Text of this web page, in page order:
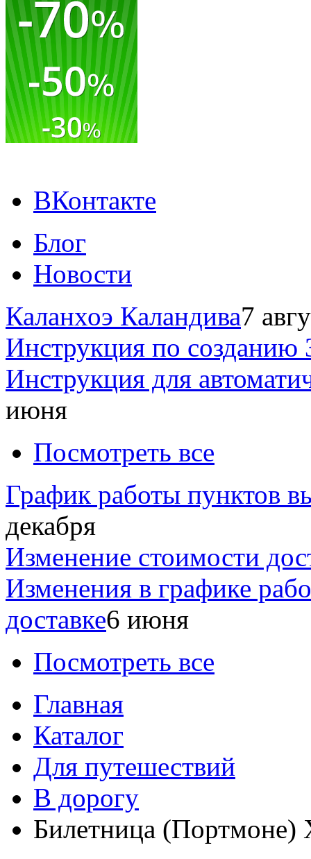
ВКонтакте
Блог
Новости
Каланхоэ Каландива7
Инструкция по созданию
Инструкция для
июня
Посмотреть все
График работы пунктов
декабря
Изменение стоимости
Изменения в графике
доставке6 июня
Посмотреть все
Главная
Каталог
Для путешествий
В дорогу
Билетница